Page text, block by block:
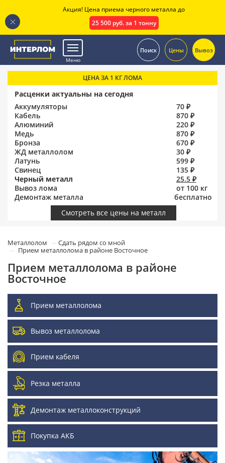
Меню
Поиск Цены Вывоз
ЦЕНА ЗА 1 КГ ЛОМА
Расценки актуальны на сегодня
Аккумуляторы
70 ₽
Кабель
870 ₽
Алюминий
220 ₽
Медь
870 ₽
Бронза
670 ₽
ЖД металлолом
30 ₽
Латунь
599 ₽
Свинец
135 ₽
Черный металл
25.5 ₽
Вывоз лома
от 100 кг
Демонтаж металла
бесплатно
Смотреть все цены на металл
Металлолом
Сдать рядом со мной
Прием металлолома в районе Восточное
Прием металлолома в районе
Восточное
Прием металлолома
Вывоз металлолома
Прием кабеля
Резка металла
Демонтаж металлоконструкций
Покупка АКБ
Акция! Цена приема черного металла до
25 500 руб. за 1 тонну
.